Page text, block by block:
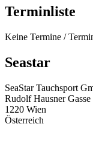
Terminliste
Keine Termine /
Seastar
SeaStar Tauchsport
Rudolf Hausner Gasse
1220 Wien
Österreich